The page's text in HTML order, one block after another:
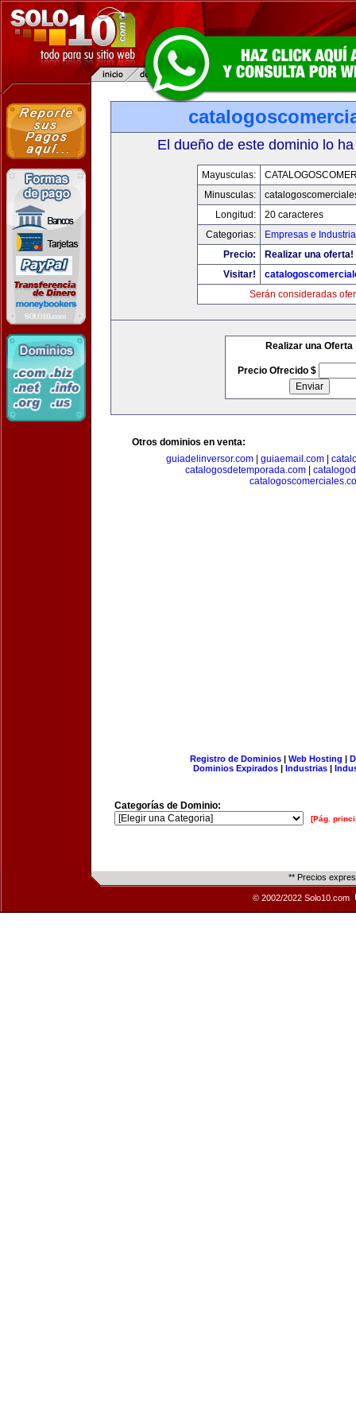
El dueño de este dominio lo
Mayusculas:
Minusculas:
Longitud:
20 caracteres
Categorias:
Empresas e
Precio:
Realizar una oferta!
Visitar!
Serán consideradas
Realizar una Oferta
Precio Ofrecido $
Otros dominios en venta:
guiadelinversor.com| guiaemail.com|
catalogosdetemporada.com|
Registro de Dominios| Web Hosting |
Dominios Expirados | Industrias |
Categorías de Dominio:
[Pág.
** Precios
© 2002/2022 Solo10.com